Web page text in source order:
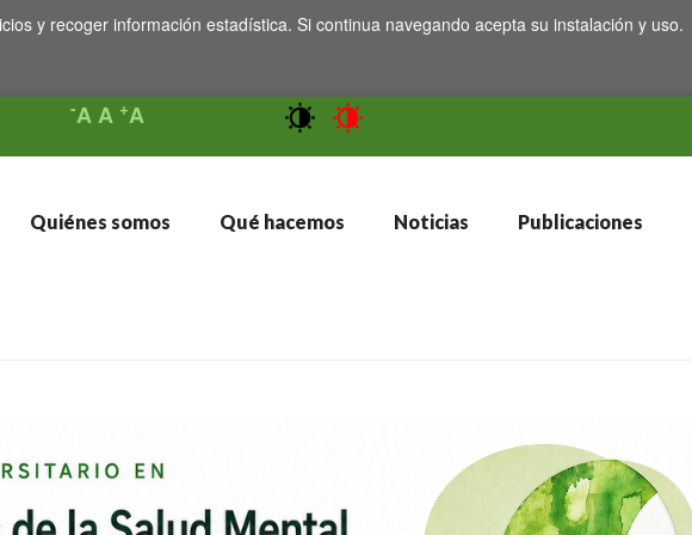
y recoger información estadística. Si continua navegando acepta su instalación y uso.
-AA +A
Quiénes somos Qué hacemos Noticias Publicaciones